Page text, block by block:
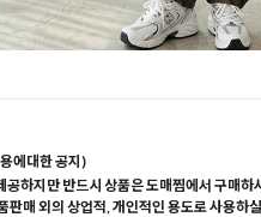
에대한 공지)
공하지만 반드시 상품은 도매찜에서 구매
판매 외의 상업적, 개인적인 용도로 사용하